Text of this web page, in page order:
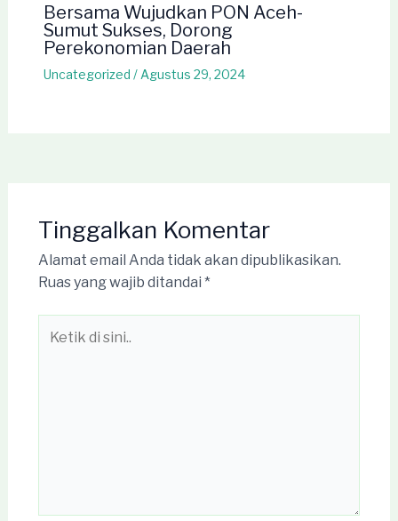
Bersama Wujudkan PON Aceh-
Sumut Sukses, Dorong
Perekonomian Daerah
Uncategorized / Agustus 29, 2024
Tinggalkan Komentar
Alamat email Anda tidak akan dipublikasikan.
Ruas yang wajib ditandai *